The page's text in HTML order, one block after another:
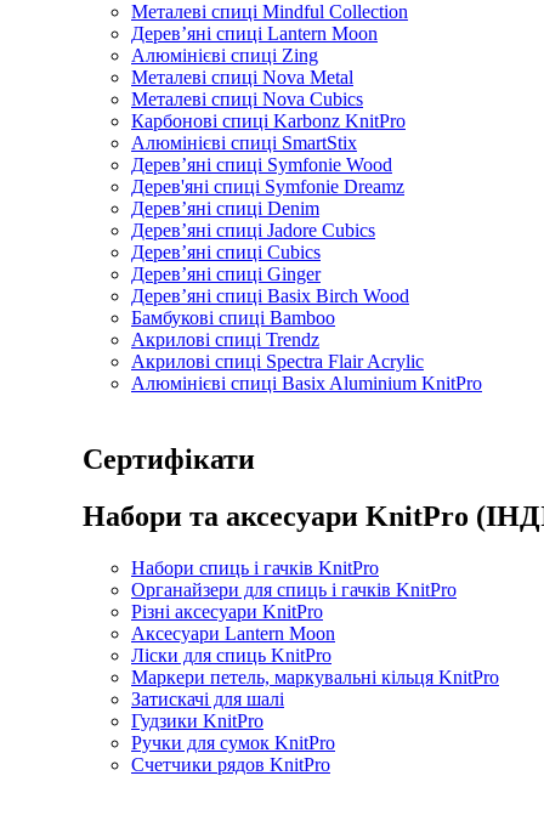
Металеві спиці Mindful Collection
Дерев’яні спиці Lantern Moon
Алюмінієві спиці Zing
Металеві спиці Nova Metal
Металеві спиці Nova Cubics
Карбонові спиці Karbonz KnitPro
Алюмінієві спиці SmartStix
Дерев’яні спиці Symfonie Wood
Дерев'яні спиці Symfonie Dreamz
Дерев’яні спиці Denim
Дерев’яні спиці Jadore Cubics
Дерев’яні спиці Cubics
Дерев’яні спиці Ginger
Дерев’яні спиці Basix Birch Wood
Бамбукові спиці Bamboo
Акрилові спиці Trendz
Акрилові спиці Spectra Flair Acrylic
Алюмінієві спиці Basix Aluminium KnitPro
Сертифікати
Набори та аксесуари KnitPro
Набори спиць і гачків KnitPro
Органайзери для спиць і гачків KnitPro
Різні аксесуари KnitPro
Аксесуари Lantern Moon
Ліски для спиць KnitPro
Маркери петель, маркувальні кільця KnitPro
Затискачі для шалі
Гудзики KnitPro
Ручки для сумок KnitPro
Счетчики рядов KnitPro